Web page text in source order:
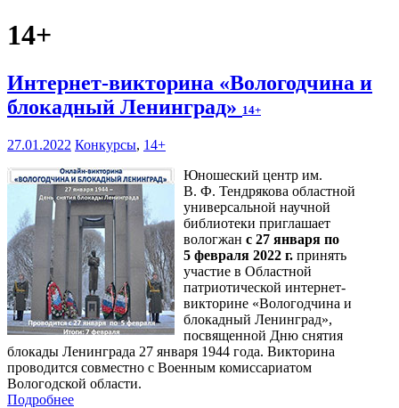
14+
Интернет-викторина «Вологодчина и
блокадный Ленинград» 14+
27.01.2022 Конкурсы, 14+
Юношеский центр им.
В. Ф. Тендрякова областной
универсальной научной
библиотеки приглашает
вологжан с 27 января по
5 февраля 2022 г. принять
участие в Областной
патриотической интернет-
викторине «Вологодчина и
блокадный Ленинград»,
посвященной Дню снятия
блокады Ленинграда 27 января 1944 года. Викторина
проводится совместно с Военным комиссариатом
Вологодской области.
Подробнее